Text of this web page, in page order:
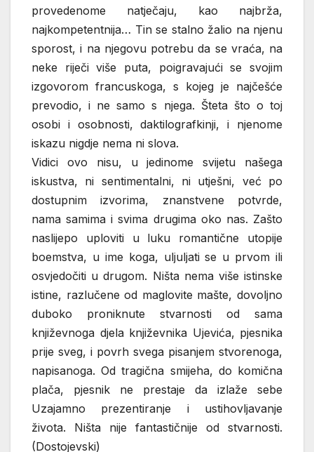
provedenome natječaju, kao najbrža,
najkompetentnija… Tin se stalno žalio na njenu
sporost, i na njegovu potrebu da se vraća, na
neke riječi više puta, poigravajući se svojim
izgovorom francuskoga, s kojeg je najčešće
prevodio, i ne samo s njega. Šteta što o toj
osobi i osobnosti, daktilografkinji, i njenome
iskazu nigdje nema ni slova.
Vidici ovo nisu, u jedinome svijetu našega
iskustva, ni sentimentalni, ni utješni, već po
dostupnim izvorima, znanstvene potvrde,
nama samima i svima drugima oko nas. Zašto
naslijepo uploviti u luku romantične utopije
boemstva, u ime koga, uljuljati se u prvom ili
osvjedočiti u drugom. Ništa nema više istinske
istine, razlučene od maglovite mašte, dovoljno
duboko proniknute stvarnosti od sama
književnoga djela književnika Ujevića, pjesnika
prije sveg, i povrh svega pisanjem stvorenoga,
napisanoga. Od tragična smijeha, do komična
plača, pjesnik ne prestaje da izlaže sebe
Uzajamno prezentiranje i ustihovljavanje
života. Ništa nije fantastičnije od stvarnosti.
(Dostojevski)